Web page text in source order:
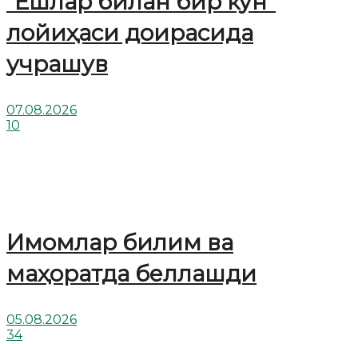
лойиҳаси доирасида
учрашув
07.08.2026
10
Имомлар билим ва
маҳоратда беллашди
05.08.2026
34